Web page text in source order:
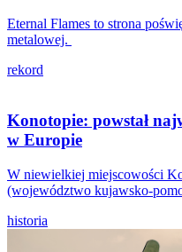
Eternal Flames to strona
metalowej.
rekord
Konotopie: powstał
w Europie
W niewielkiej miejscowości
(województwo kujawsko-
historia